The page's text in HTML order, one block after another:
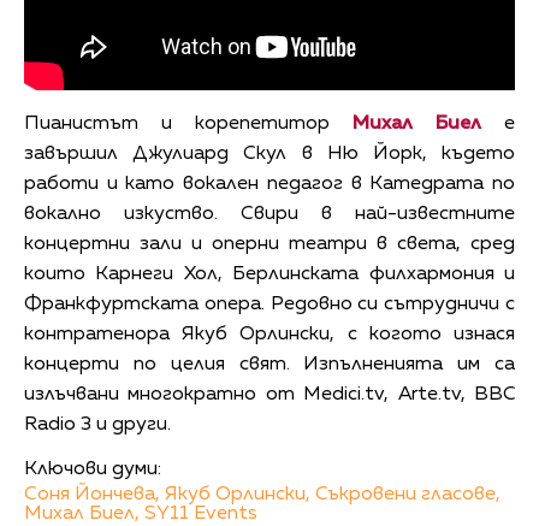
Пианистът и корепетитор Михал Биеле
завършил Джулиард Скул в Ню Йорк, където
работи и като вокален педагог в Катедрата по
вокално изкуство. Свири в най-известните
концертни зали и оперни театри в света, сред
които Карнеги Хол, Берлинската филхармония и
Франкфуртската опера. Редовно си сътрудничи с
контратенора Якуб Орлински, с когото изнася
концерти по целия свят. Изпълненията им са
излъчвани многократно от Medici.tv, Arte.tv, BBC
Radio 3 и други.
Ключови думи:
Соня Йончева, Якуб Орлински, Съкровени гласове,
Михал Биел, SY11 Events